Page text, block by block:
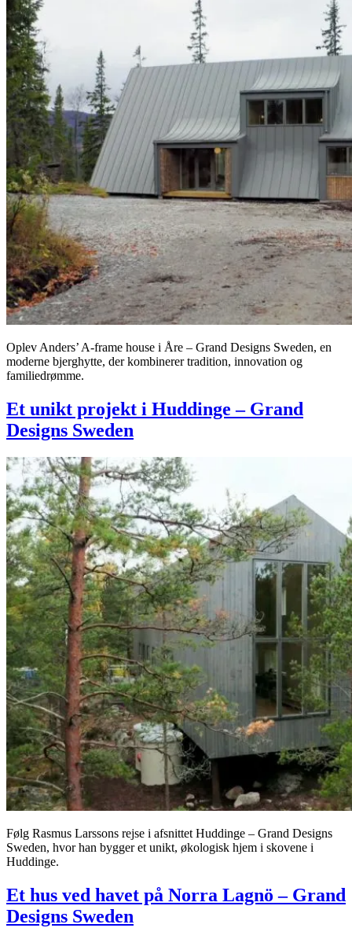
Oplev Anders’ A-frame house i Åre – Grand Designs Sweden, en
moderne bjerghytte, der kombinerer tradition, innovation og
familiedrømme.
Et unikt projekt i Huddinge – Grand
Designs Sweden
Følg Rasmus Larssons rejse i afsnittet Huddinge – Grand Designs
Sweden, hvor han bygger et unikt, økologisk hjem i skovene i
Huddinge.
Et hus ved havet på Norra Lagnö – Grand
Designs Sweden